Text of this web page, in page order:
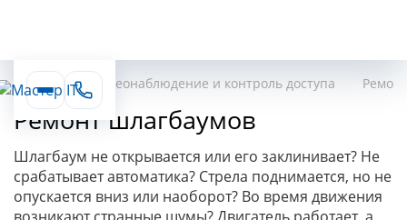
Главная Видеонаблюдение и контроль доступа
Ремонт шлагбаумов
Шлагбаум не открывается или его заклинивает? Не
срабатывает автоматика? Стрела поднимается, но не
опускается вниз или наоборот? Во время движения